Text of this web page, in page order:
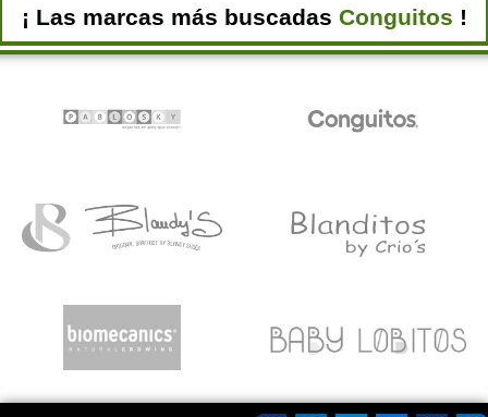
¡ Las marcas más buscadas Pablosky